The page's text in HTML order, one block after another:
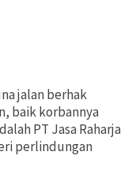
jalan berhak
baik korbannya
PT Jasa Raharja
perlindungan